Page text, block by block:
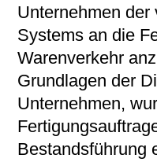
Unternehmen
Systems an die
Warenverkehr
Grundlagen der
Unternehmen,
Bestandsführung